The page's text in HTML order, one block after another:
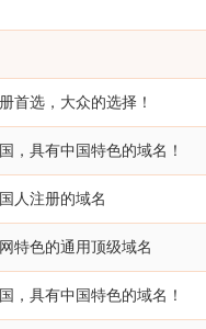
首选，大众的选择！
，具有中国特色的域名！
人注册的域名
特色的通用顶级域名
，具有中国特色的域名！